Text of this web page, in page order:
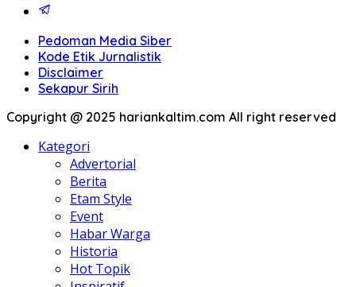
Pedoman Media Siber
Kode Etik Jurnalistik
Disclaimer
Sekapur Sirih
Copyright @ 2025 hariankaltim.com All right reserved
Kategori
Advertorial
Berita
Etam Style
Event
Habar Warga
Historia
Hot Topik